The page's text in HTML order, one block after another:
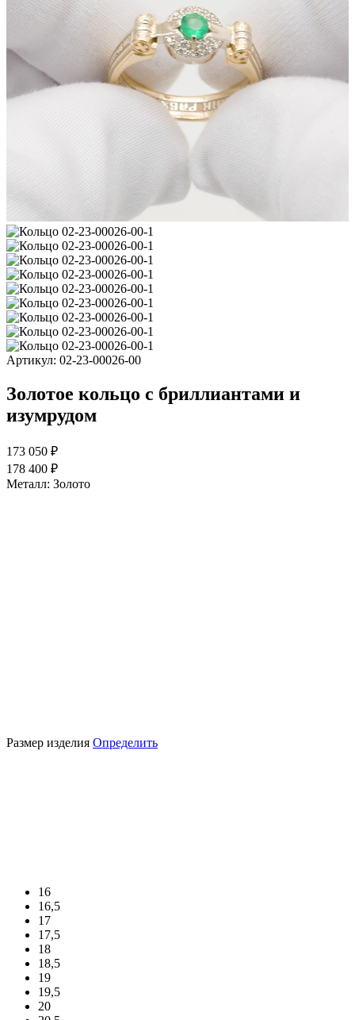
Артикул: 02-23-00026-00
Золотое кольцо с бриллиантами и
изумрудом
173 050 ₽
178 400 ₽
Металл: Золото
Размер изделия Определить
16
16,5
17
17,5
18
18,5
19
19,5
20